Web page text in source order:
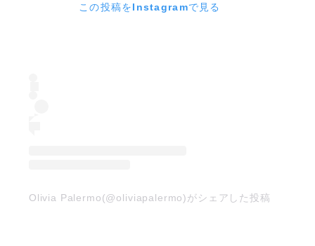
この投稿をInstagramで見る
Olivia Palermo(@oliviapalermo)がシェアした投稿